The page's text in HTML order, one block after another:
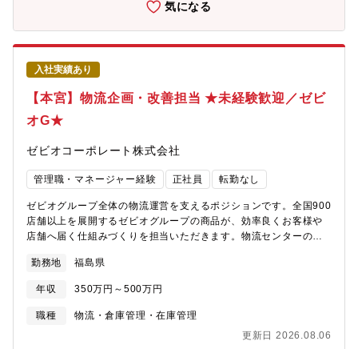
＞・アカウント・ライセンス管理：管理の効率化、割り当て・コ
スト最適化の推進 ・EntraIDやIntuneを活用したセキュリティ強
化 ・Exchange Online管理：メール配送設計・制御、ドメイン管
理、トラブルシューティング(まずは既存マニュアルからスタート)
・Teams / SharePoint /OneDrive管理：権限管理、外部共有ポリ
シー策定、サイト/ストレージ管理、社内への機能展開・Entra
ID(旧Azure AD)を用いたユーザー・グループ管理、および「条件
付きアクセス」等の認証・セキュリティポリシーの設定実務経験
定経験 ・Microsoft365の各種機能を活用したセキュリティ強化
【このポジションの魅力】・ゼビオグループ全体のIT基盤に携わ
れる・Microsoft365の専門知識を深められる・Entra IDやIntune
けられる・郡山勤務・転勤なしで長期就業できる【配属先】グル
ープIT部：運用チーム※東京本社へ出張する場合があります。
【働き方】直接の対話やコミュニケーションを大切にしており、
出社での業務を必須としております。週5日オフィス勤務となりま
気になる
入社実績あり
【本宮】物流企画・改善担当 ★未経験歓迎／ゼビ
オG★
ゼビオコーポレート株式会社
管理職・マネージャー経験 正社員 転勤なし
ゼビオグループ全体の物流運営を支えるポジションです。全国900
店舗以上を展開するゼビオグループの商品が、効率良くお客様や
店舗へ届く仕組みづくりを担当いただきます。物流センターの運
ープ全体の物流最適化を推進いただきます。未経験からでも物流
企画・物流管理にチャレンジできる環境です！【具体的な業務】
まずは物流現場や配送オペレーションへの理解を深めながら、以
下業務を担当いただきます。・委託物流会社との調整業務・物流
況の管理・物流コスト分析・配送ルート効率化の企画立案・業務
勤務地 福島県
年収 350万円～500万円
職種
物流・倉庫管理・在庫管理
更新日 2026.08.06